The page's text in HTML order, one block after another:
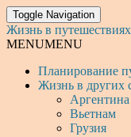
Toggle Navigation
Жизнь в путешествиях
MENUMENU
Планирование
Жизнь в других
Аргентина
Вьетнам
Грузия